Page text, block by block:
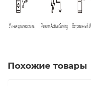
Похожие товары